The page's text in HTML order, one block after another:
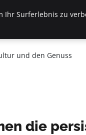
und den Genuss
die
Ihr Surferlebnis zu